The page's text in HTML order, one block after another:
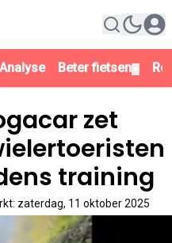
Analyse Beter fietsen
zet
training
: zaterdag, 11 oktober 2025